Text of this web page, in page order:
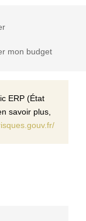
mon budget
ERP (État
savoir plus,